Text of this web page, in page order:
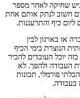
שחיקה לאחר מספר
חשוב לנתק אותם אחת
כיף והתרעננות.
או בארגון לבין
הנוצרת בימי הכיף
יוכל העובדים להכיר
העבודה ולהפך. לא
פורמלי, תכונות
בעבודה.